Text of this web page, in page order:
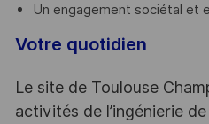
Un engagement sociétal et
Votre quotidien
Le site de Toulouse
activités de l’ingénierie